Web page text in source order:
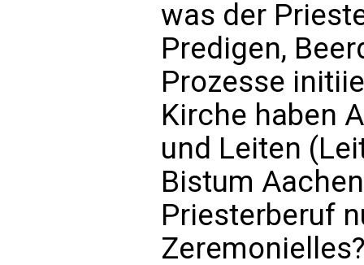
was der
Predigen,
Prozesse
Kirche haben
und Leiten
Bistum
Priesterberuf